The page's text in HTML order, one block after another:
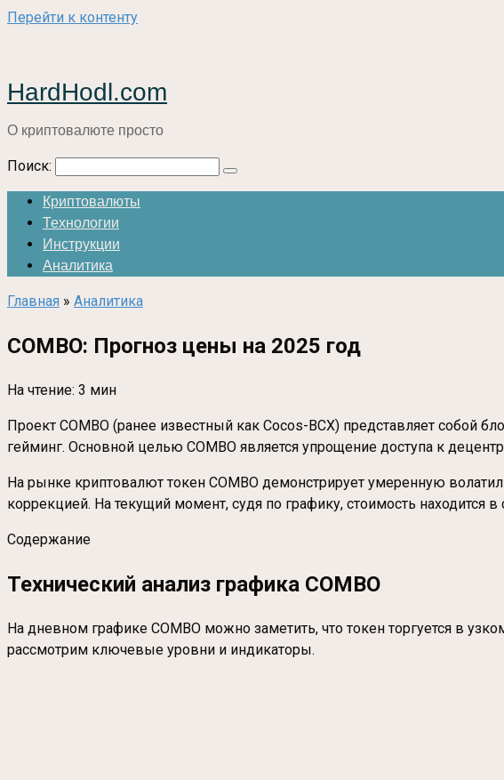
Перейти к контенту
HardHodl.com
О криптовалюте просто
Поиск:
Криптовалюты
Технологии
Инструкции
Аналитика
Главная » Аналитика
COMBO: Прогноз цены на 2025 год
На чтение: 3 мин
Проект COMBO (ранее известный как Cocos-BCX) представляет собой
гейминг. Основной целью COMBO является упрощение доступа к
На рынке криптовалют токен COMBO демонстрирует умеренную
коррекцией. На текущий момент, судя по графику, стоимость
Содержание
Технический анализ графика COMBO
На дневном графике COMBO можно заметить, что токен торгуется в
рассмотрим ключевые уровни и индикаторы.